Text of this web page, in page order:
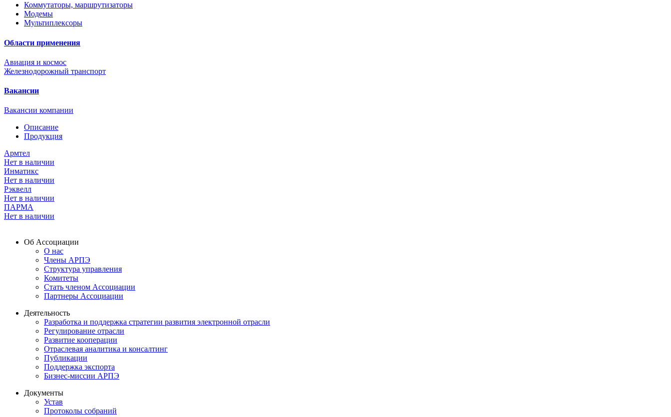
Коммутаторы, маршрутизаторы
Модемы
Мультиплексоры
Области применения
Авиация и космос
Железнодорожный транспорт
Вакансии
Вакансии компании
Описание
Продукция
Армтел
Нет в наличии
Инматикс
Нет в наличии
Рэквелл
Нет в наличии
ПАРМА
Нет в наличии
Об Ассоциации
О нас
Члены АРПЭ
Структура управления
Комитеты
Стать членом Ассоциации
Партнеры Ассоциации
Деятельность
Разработка и поддержка стратегии развития электронной отрасли
Регулирование отрасли
Развитие кооперации
Отраслевая аналитика и консалтинг
Публикации
Поддержка экспорта
Бизнес-миссии АРПЭ
Документы
Устав
Протоколы собраний